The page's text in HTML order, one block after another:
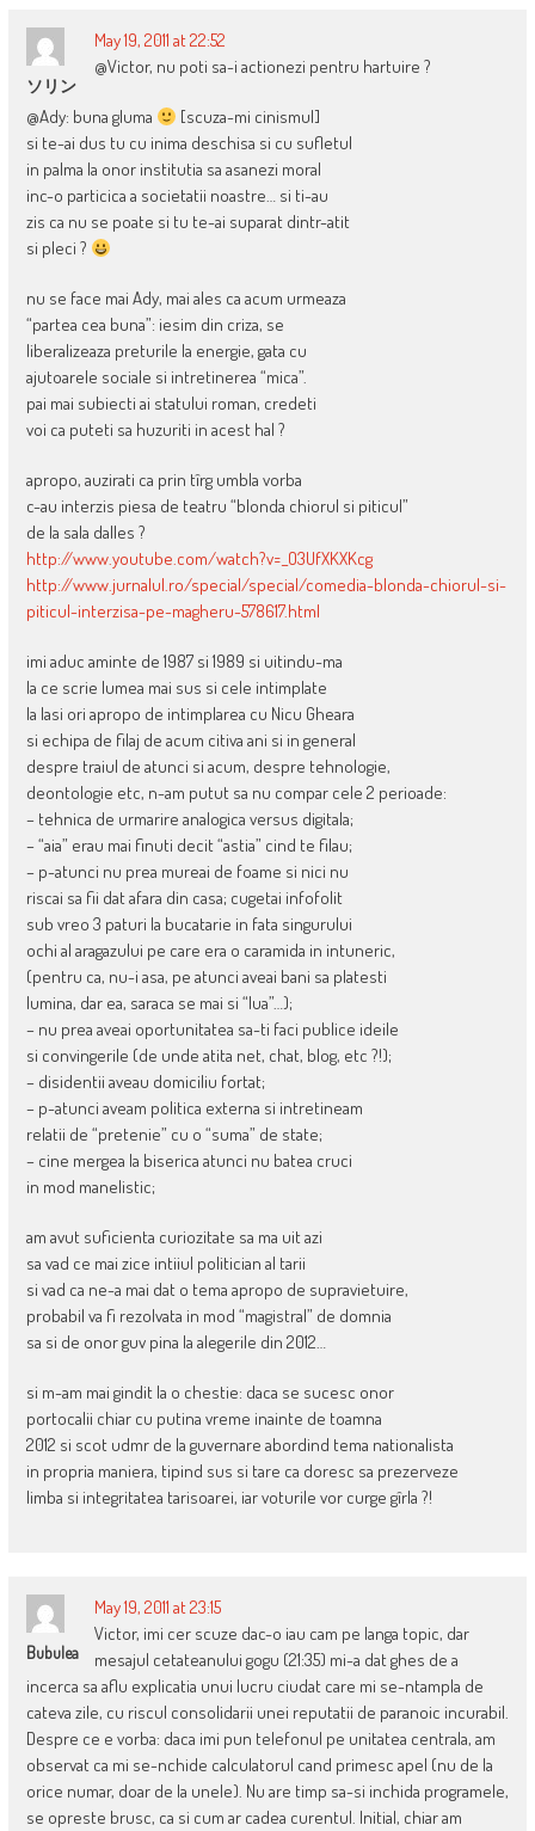
ソリン
May 19, 2011 at 22:52
@Victor, nu poti sa-i actionezi pentru hartuire ?
@Ady: buna gluma
[scuza-mi cinismul]
si te-ai dus tu cu inima deschisa si cu sufletul
in palma la onor institutia sa asanezi moral
inc-o particica a societatii noastre… si ti-au
zis ca nu se poate si tu te-ai suparat dintr-atit
si pleci ?
nu se face mai Ady, mai ales ca acum urmeaza
“partea cea buna”: iesim din criza, se
liberalizeaza preturile la energie, gata cu
ajutoarele sociale si intretinerea “mica”.
pai mai subiecti ai statului roman, credeti
voi ca puteti sa huzuriti in acest hal ?
apropo, auzirati ca prin tîrg umbla vorba
c-au interzis piesa de teatru “blonda chiorul si piticul”
de la sala dalles ?
http://www.youtube.com/watch?v=_O3UfXKXKcg
http://www.jurnalul.ro/special/special/comedia-blonda-chiorul-si-
piticul-interzisa-pe-magheru-578617.html
imi aduc aminte de 1987 si 1989 si uitindu-ma
la ce scrie lumea mai sus si cele intimplate
la Iasi ori apropo de intimplarea cu Nicu Gheara
si echipa de filaj de acum citiva ani si in general
despre traiul de atunci si acum, despre tehnologie,
deontologie etc, n-am putut sa nu compar cele 2 perioade:
– tehnica de urmarire analogica versus digitala;
– “aia” erau mai finuti decit “astia” cind te filau;
– p-atunci nu prea mureai de foame si nici nu
riscai sa fii dat afara din casa; cugetai infofolit
sub vreo 3 paturi la bucatarie in fata singurului
ochi al aragazului pe care era o caramida in intuneric,
(pentru ca, nu-i asa, pe atunci aveai bani sa platesti
lumina, dar ea, saraca se mai si “lua”…);
– nu prea aveai oportunitatea sa-ti faci publice ideile
si convingerile (de unde atita net, chat, blog, etc ?!);
– disidentii aveau domiciliu fortat;
– p-atunci aveam politica externa si intretineam
relatii de “pretenie” cu o “suma” de state;
– cine mergea la biserica atunci nu batea cruci
in mod manelistic;
am avut suficienta curiozitate sa ma uit azi
sa vad ce mai zice intiiul politician al tarii
si vad ca ne-a mai dat o tema apropo de supravietuire,
probabil va fi rezolvata in mod “magistral” de domnia
sa si de onor guv pina la alegerile din 2012…
si m-am mai gindit la o chestie: daca se sucesc onor
portocalii chiar cu putina vreme inainte de toamna
2012 si scot udmr de la guvernare abordind tema nationalista
in propria maniera, tipind sus si tare ca doresc sa prezerveze
limba si integritatea tarisoarei, iar voturile vor curge gîrla ?!
Bubulea
May 19, 2011 at 23:15
Victor, imi cer scuze dac-o iau cam pe langa topic, dar
mesajul cetateanului gogu (21:35) mi-a dat ghes de a
incerca sa aflu explicatia unui lucru ciudat care mi se-ntampla de
cateva zile, cu riscul consolidarii unei reputatii de paranoic incurabil.
Despre ce e vorba: daca imi pun telefonul pe unitatea centrala, am
observat ca mi se-nchide calculatorul cand primesc apel (nu de la
orice numar, doar de la unele). Nu are timp sa-si inchida programele,
se opreste brusc, ca si cum ar cadea curentul. Initial, chiar am